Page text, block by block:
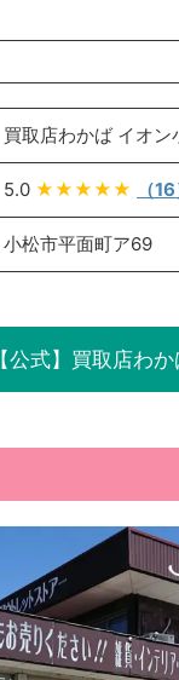
買取店わかば イオン
5.0 ★★★★★ （16
小松市平面町ア69
【公式】買取店わ